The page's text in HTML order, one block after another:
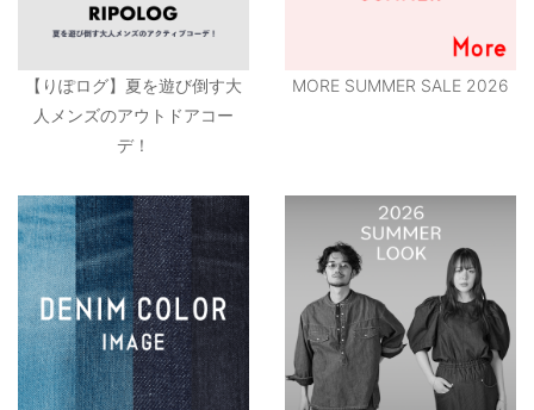
【りぽログ】夏を遊び倒す大
人メンズのアウトドアコー
デ！
MORE SUMMER SALE 2026